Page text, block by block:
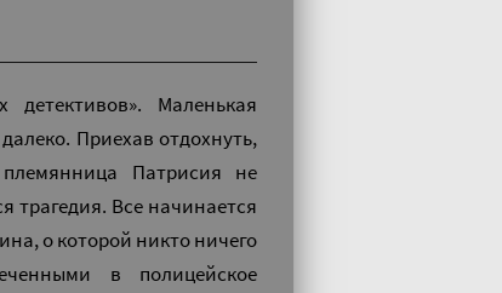
Маленькая
Приехав отдохнуть,
Патрисия не
трагедия. Все начинается
о которой никто ничего
в полицейское